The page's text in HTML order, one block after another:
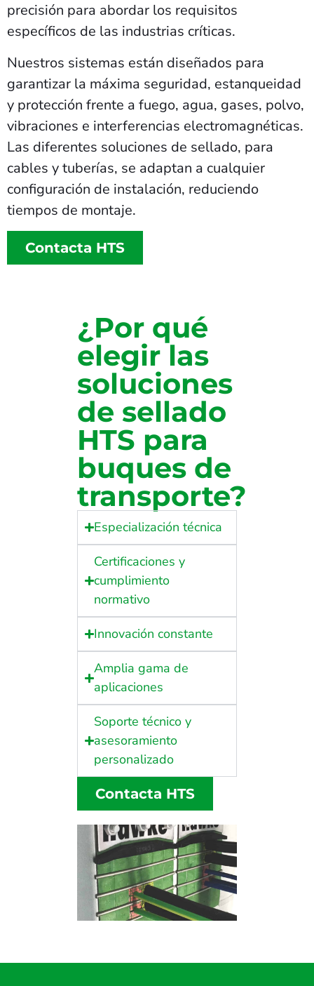
precisión para abordar los requisitos
específicos de las industrias críticas.
Nuestros sistemas están diseñados para
garantizar la máxima seguridad, estanqueidad
y protección frente a fuego, agua, gases, polvo,
vibraciones e interferencias electromagnéticas.
Las diferentes soluciones de sellado, para
cables y tuberías, se adaptan a cualquier
configuración de instalación, reduciendo
tiempos de montaje.
Contacta HTS
¿Por qué
elegir las
soluciones
de sellado
HTS para
buques de
transporte?
Especialización técnica
Certificaciones y
cumplimiento
normativo
Innovación constante
Amplia gama de
aplicaciones
Soporte técnico y
asesoramiento
personalizado
Contacta HTS